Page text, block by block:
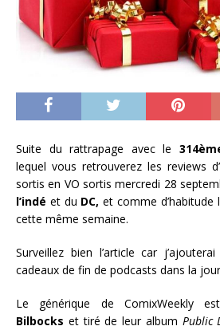
Suite du rattrapage avec le
lequel vous retrouverez les reviews
sortis en VO sortis mercredi 28
l’indé et du DC, et comme d’habitude
cette même semaine.
Surveillez bien l’article car
cadeaux de fin de podcasts dans la
Le générique de ComixWeekly
Bilbocks et tiré de leur album Public